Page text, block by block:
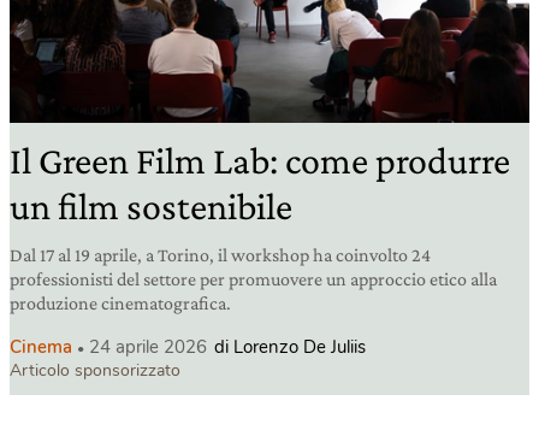
Il Green Film Lab: come produrre
un film sostenibile
Dal 17 al 19 aprile, a Torino, il workshop ha coinvolto 24
professionisti del settore per promuovere un approccio etico alla
produzione cinematografica.
Cinema 24 aprile 2026 di Lorenzo De Juliis
Articolo sponsorizzato